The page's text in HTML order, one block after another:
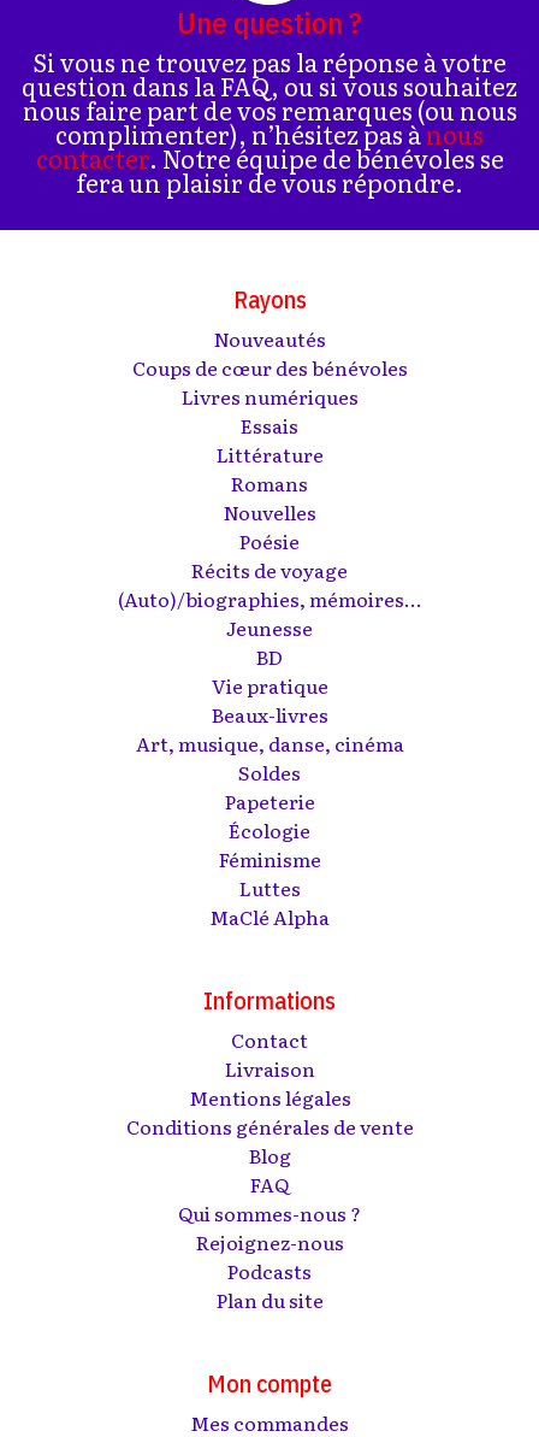
Une question ?
Si vous ne trouvez pas la réponse à votre
question dans la FAQ, ou si vous souhaitez
nous faire part de vos remarques (ou nous
complimenter), n’hésitez pas ànous
contacter. Notre équipe de bénévoles se
fera un plaisir de vous répondre.
Rayons
Nouveautés
Coups de cœur des bénévoles
Livres numériques
Essais
Littérature
Romans
Nouvelles
Poésie
Récits de voyage
(Auto)/biographies, mémoires...
Jeunesse
BD
Vie pratique
Beaux-livres
Art, musique, danse, cinéma
Soldes
Papeterie
Écologie
Féminisme
Luttes
MaClé Alpha
Informations
Contact
Livraison
Mentions légales
Conditions générales de vente
Blog
FAQ
Qui sommes-nous ?
Rejoignez-nous
Podcasts
Plan du site
Mon compte
Mes commandes